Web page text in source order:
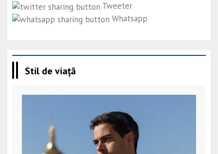
Tweeter
Whatsapp
Stil de viață